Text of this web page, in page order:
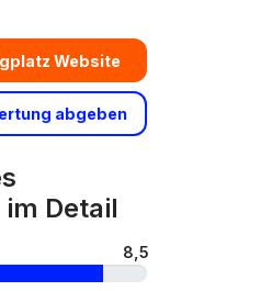
Website
abgeben
Detail
8,5